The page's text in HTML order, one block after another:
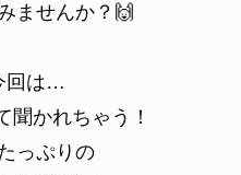
ませんか？🙌
回は…
聞かれちゃう！
っぷりの